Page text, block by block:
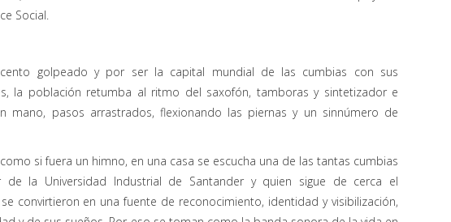
Social.
golpeado y por ser la capital mundial de las cumbias con sus
la población retumba al ritmo del saxofón, tamboras y sintetizador e
mano, pasos arrastrados, flexionando las piernas y un sinnúmero de
si fuera un himno, en una casa se escucha una de las tantas cumbias
de la Universidad Industrial de Santander y quien sigue de cerca el
convirtieron en una fuente de reconocimiento, identidad y visibilización,